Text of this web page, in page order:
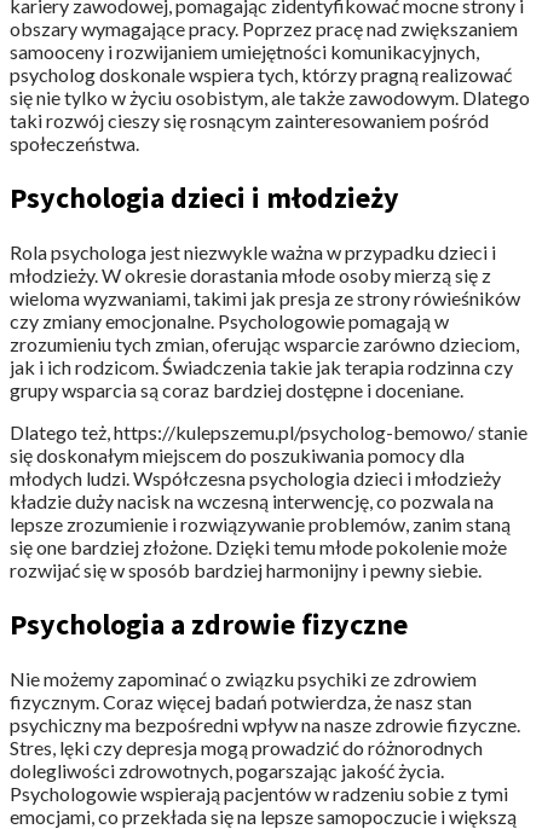
kariery zawodowej, pomagając zidentyfikować mocne strony i
obszary wymagające pracy. Poprzez pracę nad zwiększaniem
samooceny i rozwijaniem umiejętności komunikacyjnych,
psycholog doskonale wspiera tych, którzy pragną realizować
się nie tylko w życiu osobistym, ale także zawodowym. Dlatego
taki rozwój cieszy się rosnącym zainteresowaniem pośród
społeczeństwa.
Psychologia dzieci i młodzieży
Rola psychologa jest niezwykle ważna w przypadku dzieci i
młodzieży. W okresie dorastania młode osoby mierzą się z
wieloma wyzwaniami, takimi jak presja ze strony rówieśników
czy zmiany emocjonalne. Psychologowie pomagają w
zrozumieniu tych zmian, oferując wsparcie zarówno dzieciom,
jak i ich rodzicom. Świadczenia takie jak terapia rodzinna czy
grupy wsparcia są coraz bardziej dostępne i doceniane.
Dlatego też, https://kulepszemu.pl/psycholog-bemowo/ stanie
się doskonałym miejscem do poszukiwania pomocy dla
młodych ludzi. Współczesna psychologia dzieci i młodzieży
kładzie duży nacisk na wczesną interwencję, co pozwala na
lepsze zrozumienie i rozwiązywanie problemów, zanim staną
się one bardziej złożone. Dzięki temu młode pokolenie może
rozwijać się w sposób bardziej harmonijny i pewny siebie.
Psychologia a zdrowie fizyczne
Nie możemy zapominać o związku psychiki ze zdrowiem
fizycznym. Coraz więcej badań potwierdza, że nasz stan
psychiczny ma bezpośredni wpływ na nasze zdrowie fizyczne.
Stres, lęki czy depresja mogą prowadzić do różnorodnych
dolegliwości zdrowotnych, pogarszając jakość życia.
Psychologowie wspierają pacjentów w radzeniu sobie z tymi
emocjami, co przekłada się na lepsze samopoczucie i większą